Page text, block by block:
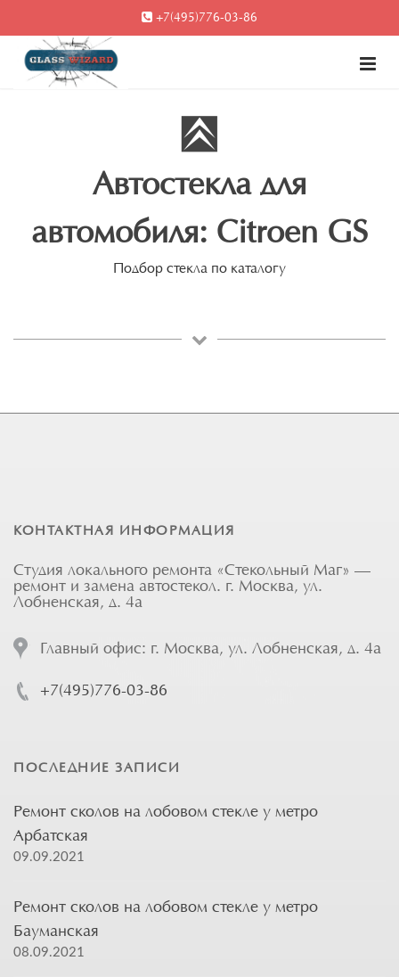
+7(495)776-03-86
Автостекла для
автомобиля: Citroen GS
Подбор стекла по каталогу
КОНТАКТНАЯ ИНФОРМАЦИЯ
Студия локального ремонта «Стекольный Маг» —
ремонт и замена автостекол. г. Москва, ул.
Лобненская, д. 4а
Главный офис: г. Москва, ул. Лобненская, д. 4а
+7(495)776-03-86
ПОСЛЕДНИЕ ЗАПИСИ
Ремонт сколов на лобовом стекле у метро
Арбатская
09.09.2021
Ремонт сколов на лобовом стекле у метро
Бауманская
08.09.2021